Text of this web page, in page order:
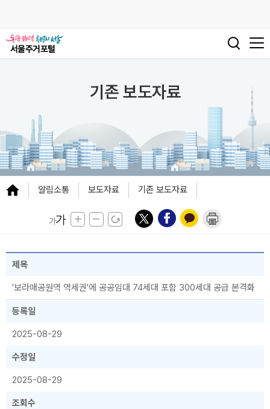
기존 보도자료
알림소통 보도자료 기존 보도자료
제목
'보라매공원역 역세권'에 공공임대 74세대 포함 300세대 공급 본격화
등록일
2025-08-29
수정일
2025-08-29
조회수